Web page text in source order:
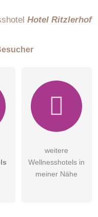
Kenntnis genommen.
Hotel Ritzlerhof
weitere
Wellnesshotels in
meiner Nähe